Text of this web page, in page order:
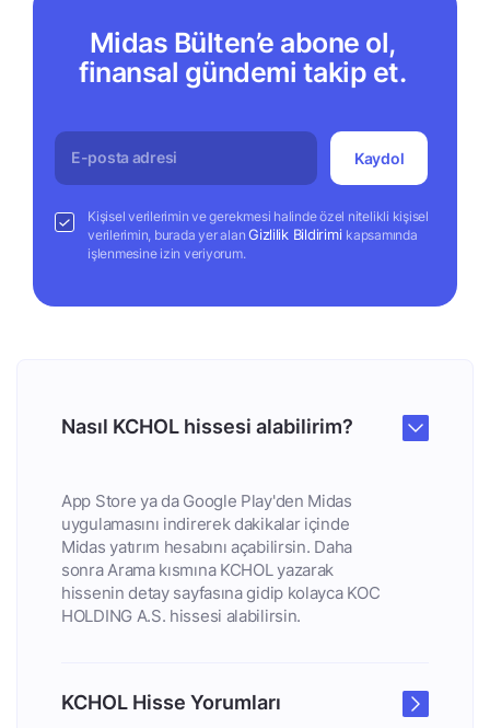
Midas Bülten’e abone ol,
finansal gündemi takip et.
Kaydol
Kişisel verilerimin ve gerekmesi halinde özel nitelikli kişisel
verilerimin, burada yer alanGizlilik Bildirimi kapsamında
işlenmesine izin veriyorum.
Nasıl KCHOL hissesi alabilirim?
App Store ya da Google Play'den Midas
uygulamasını indirerek dakikalar içinde
Midas yatırım hesabını açabilirsin. Daha
sonra Arama kısmına KCHOL yazarak
hissenin detay sayfasına gidip kolayca KOC
HOLDING A.S. hissesi alabilirsin.
KCHOL Hisse Yorumları